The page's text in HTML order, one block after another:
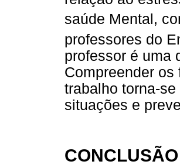
saúde Mental,
professores do
professor é uma
Compreender
trabalho torna-
situações e
CONCLUSÃO